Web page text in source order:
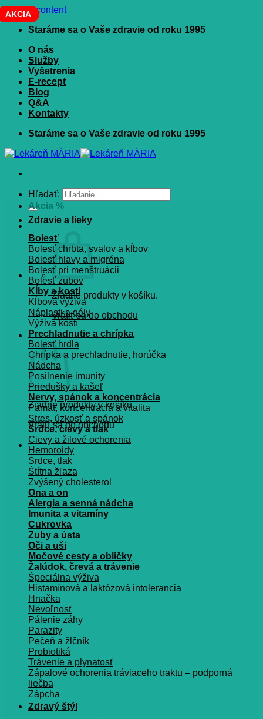
Skip to content
Staráme sa o Vaše zdravie od roku 1995
O nás
Služby
Vyšetrenia
E-recept
Blog
Q&A
Kontakty
Staráme sa o Vaše zdravie od roku 1995
Hľadať:
Žiadne produkty v košíku.
Vrátiť sa do obchodu
Košík
Žiadne produkty v košíku.
Vrátiť sa do obchodu
Akcia %
Zdravie a lieky
Bolesť
Bolesť chrbta, svalov a kĺbov
Bolesť hlavy a migréna
Bolesť pri menštruácii
Bolesť zubov
Kĺby a kosti
Kĺbová výživa
Náplasti a gély
Výživa kostí
Prechladnutie a chrípka
Bolesť hrdla
Chrípka a prechladnutie, horúčka
Nádcha
Posilnenie imunity
Priedušky a kašeľ
Nervy, spánok a koncentrácia
Pamät, koncentrácia a vitalita
Stres, úzkosť a spánok
Srdce, cievy a tlak
Cievy a žilové ochorenia
Hemoroidy
Srdce, tlak
Štítna žľaza
Zvýšený cholesterol
Ona a on
Alergia a senná nádcha
Imunita a vitamíny
Cukrovka
Zuby a ústa
Oči a uši
Močové cesty a obličky
Žalúdok, črevá a trávenie
Špeciálna výživa
Histamínová a laktózová intolerancia
Hnačka
Nevoľnosť
Pálenie záhy
Parazity
Pečeň a žlčník
Probiotiká
Trávenie a plynatosť
Zápalové ochorenia tráviaceho traktu – podporná
liečba
Zápcha
Zdravý štýl
AKCIA